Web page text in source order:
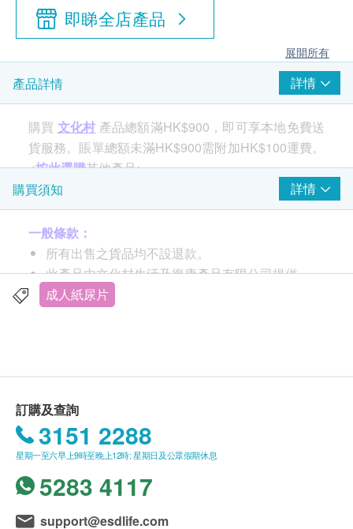
即睇全店產品
展開所有
產品詳情 詳情
購買 文化村 產品總額滿HK$900，即可享本地免費送
貨服務。賬單總額未滿HK$900需附加HK$100運費。
<按此選購其他產品>
產品特點
人體皮膚表層屬弱酸性，約pH值4~6。若鹼性物質
接觸皮膚，會導致皮疹，面層及吸濕層
採用特別物料以維持弱酸性，與皮膚相近的弱酸
性，預防皮疹，減低對皮膚不適感
日本專利設計，T型立體防漏褶邊：腿部接觸處有
側翼防漏在上下層吸收體的空隙之間，鎖住便體，
令其難以洩漏
當行走／移動時，向上拉攏設計，推高上層吸收
層，長期保持緊密接觸狀態
吸濕原料中帶有抗菌元素、中和功能和防臭功能，
購買須知 詳情
一般條款：
所有出售之貨品均不設退款。
此產品由文化村生活及復康產品有限公司提供。
如有任何爭議，文化村生活及復康產品有限公司及
費。如送貨至愉景灣須另收取附加費HK$160。馬
灣、東涌須另收取橋費HK$40。長洲、大嶼山、梅
窩、貝澳、長沙、塘福、水口、石壁、寶蓮寺、大
澳及香港國際機場，須按實際情況報價。(附加費
可能因應貨品尺寸及重量而調整)
我們將於確定訂單後5-7個工作天內安排發貨。
成人紙尿片
訂購及查詢
3151 2288
星期一至六早上9時至晚上12時; 星期日及公眾假期休息
5283 4117
support@esdlife.com